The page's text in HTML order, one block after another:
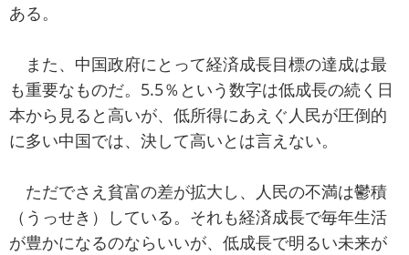
ある。
また、中国政府にとって経済成長目標の達成は最
も重要なものだ。5.5％という数字は低成長の続く日
本から見ると高いが、低所得にあえぐ人民が圧倒的
に多い中国では、決して高いとは言えない。
ただでさえ貧富の差が拡大し、人民の不満は鬱積
（うっせき）している。それも経済成長で毎年生活
が豊かになるのならいいが、低成長で明るい未来が